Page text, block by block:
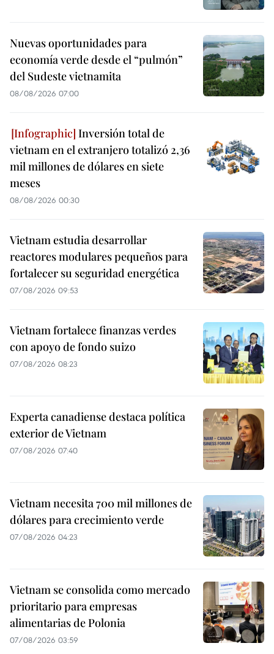
Nuevas oportunidades para
economía verde desde el “pulmón”
del Sudeste vietnamita
08/08/2026 07:00
Inversión total de
vietnam en el extranjero totalizó 2,36
mil millones de dólares en siete
meses
08/08/2026 00:30
Vietnam estudia desarrollar
reactores modulares pequeños para
fortalecer su seguridad energética
07/08/2026 09:53
Vietnam fortalece finanzas verdes
con apoyo de fondo suizo
07/08/2026 08:23
Experta canadiense destaca política
exterior de Vietnam
07/08/2026 07:40
Vietnam necesita 700 mil millones de
dólares para crecimiento verde
07/08/2026 04:23
Vietnam se consolida como mercado
prioritario para empresas
alimentarias de Polonia
07/08/2026 03:59